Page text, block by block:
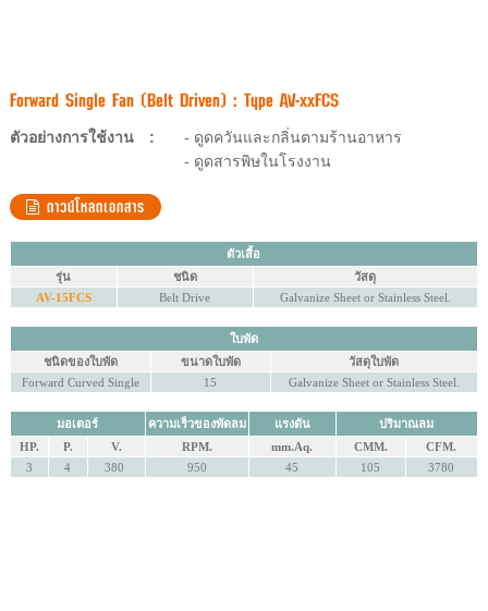
Forward Single Fan (Belt Driven) : Type AV-xxFCS
ตัวอย่างการใช้งาน :
- ดูดควันและกลิ่นตามร้านอาหาร
- ดูดสารพิษในโรงงาน
ดาวน์โหลดเอกสาร
ตัวเสื้อ
รุ่น
ชนิด
วัสดุ
AV-15FCS
Belt Drive Galvanize Sheet or Stainless Steel.
ใบพัด
ชนิดของใบพัด
ขนาดใบพัด
วัสดุใบพัด
Forward Curved Single
15 Galvanize Sheet or Stainless Steel.
มอเตอร์ ความเร็วของพัดลม แรงดัน
ปริมาณลม
HP.
P. V. RPM. mm.Aq. CMM.
CFM.
3
4 380 950 45 105 3780